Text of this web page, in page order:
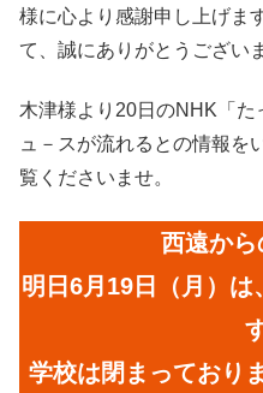
様に心より感謝申し上げま
て、誠にありがとうござい
木津様より20日のNHK「
ュ－スが流れるとの情報を
覧くださいませ。
西遠か
明日6月19日（月）は
学校は閉まっており